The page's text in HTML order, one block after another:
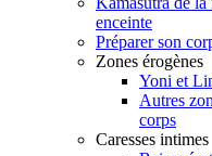
enceinte
Préparer son
Zones érogènes
Yoni et
Autres
corps
Caresses intimes